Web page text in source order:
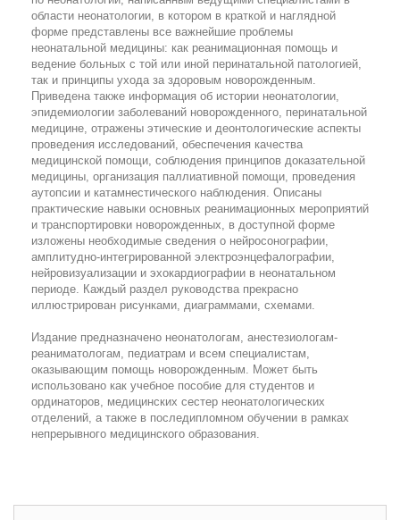
области неонатологии, в котором в краткой и наглядной
форме представлены все важнейшие проблемы
неонатальной медицины: как реанимационная помощь и
ведение больных с той или иной перинатальной патологией,
так и принципы ухода за здоровым новорожденным.
Приведена также информация об истории неонатологии,
эпидемиологии заболеваний новорожденного, перинатальной
медицине, отражены этические и деонтологические аспекты
проведения исследований, обеспечения качества
медицинской помощи, соблюдения принципов доказательной
медицины, организация паллиативной помощи, проведения
аутопсии и катамнестического наблюдения. Описаны
практические навыки основных реанимационных мероприятий
и транспортировки новорожденных, в доступной форме
изложены необходимые сведения о нейросонографии,
амплитудно-интегрированной электроэнцефалографии,
нейровизуализации и эхокардиографии в неонатальном
периоде. Каждый раздел руководства прекрасно
иллюстрирован рисунками, диаграммами, схемами.
Издание предназначено неонатологам, анестезиологам-
реаниматологам, педиатрам и всем специалистам,
оказывающим помощь новорожденным. Может быть
использовано как учебное пособие для студентов и
ординаторов, медицинских сестер неонатологических
отделений, а также в последипломном обучении в рамках
непрерывного медицинского образования.